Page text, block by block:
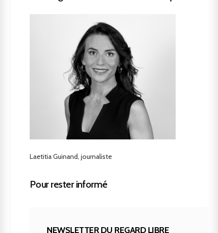
Laetitia Guinand, journaliste
Pour rester informé
NEWSLETTER DU REGARD LIBRE